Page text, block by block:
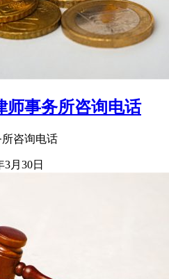
师事务所咨询电话
咨询电话
3月30日